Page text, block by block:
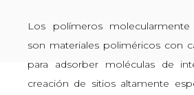
Los polímeros
son materiales poliméricos con
para adsorber moléculas de
creación de sitios altamente